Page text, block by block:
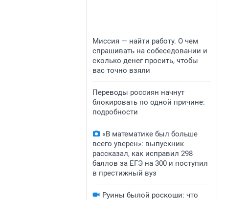
Миссия — найти работу. О чем
спрашивать на собеседовании и
сколько денег просить, чтобы
вас точно взяли
Переводы россиян начнут
блокировать по одной причине:
подробности
«В математике был больше
всего уверен»: выпускник
рассказал, как исправил 298
баллов за ЕГЭ на 300 и поступил
в престижный вуз
Руины былой роскоши: что